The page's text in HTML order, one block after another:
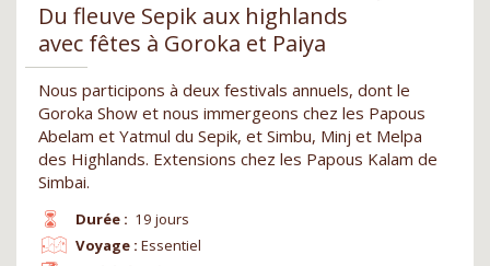
Du fleuve Sepik aux highlands
avec fêtes à Goroka et Paiya
Nous participons à deux festivals annuels, dont le
Goroka Show et nous immergeons chez les Papous
Abelam et Yatmul du Sepik, et Simbu, Minj et Melpa
des Highlands. Extensions chez les Papous Kalam de
Simbai.
Durée : 19 jours
Voyage : Essentiel